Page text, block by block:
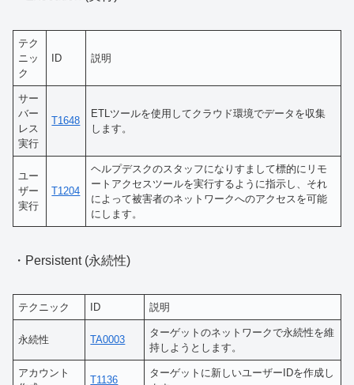
テク
ニッ
ク
ID 説明
サー
バー
レス
実行
T1648
ETLツールを使用してクラウド環境でデータを収集
します。
ユー
ザー
実行
T1204
ヘルプデスクのスタッフになりすまして標的にリモ
ートアクセスツールを実行するように指示し、それ
によって被害者のネットワークへのアクセスを可能
にします。
・Persistent (永続性)
テクニック ID 説明
永続性 TA0003
ターゲットのネットワークで永続性を維
持しようとします。
アカウント
T1136
ターゲットに新しいユーザーIDを作成し